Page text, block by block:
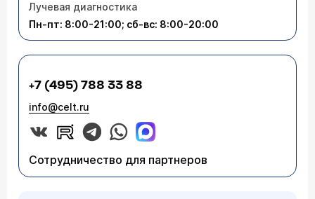
Лучевая диагностика
Пн-пт: 8:00-21:00; сб-вс: 8:00-20:00
+7 (495) 788 33 88
info@celt.ru
Сотрудничество для партнеров